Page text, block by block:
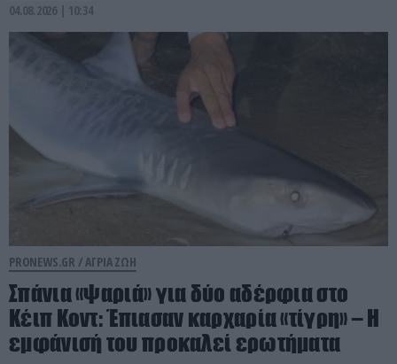
04.08.2026 | 10:34
PRONEWS.GR / ΑΓΡΙΑ ΖΩΗ
Σπάνια «ψαριά» για δύο αδέρφια στο
Κέιπ Κοντ: Έπιασαν καρχαρία «τίγρη» – Η
εμφάνισή του προκαλεί ερωτήματα